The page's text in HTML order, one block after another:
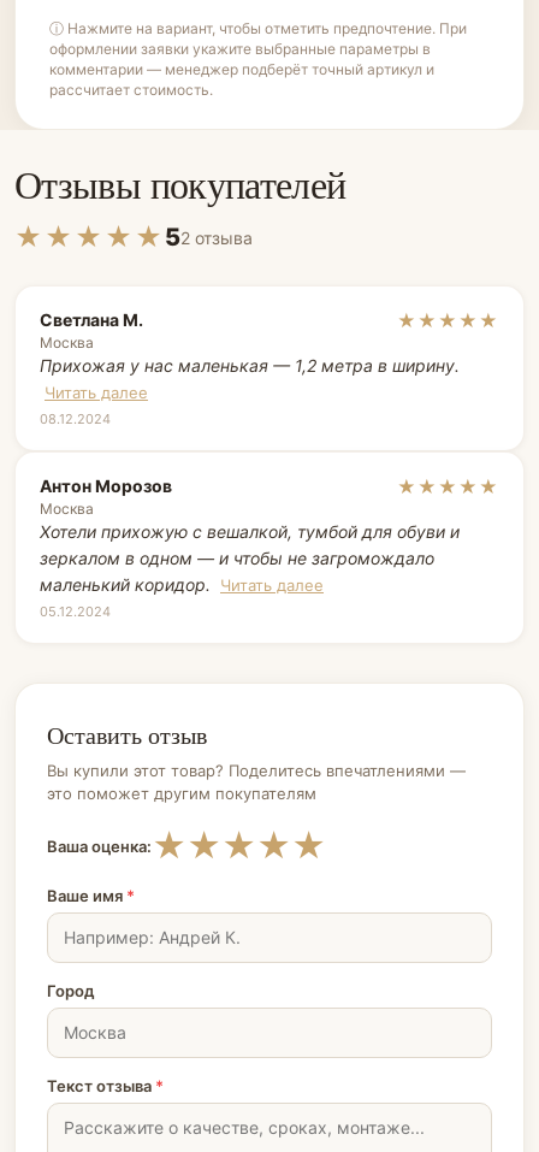
ⓘ Нажмите на вариант, чтобы отметить предпочтение. При
оформлении заявки укажите выбранные параметры в
комментарии — менеджер подберёт точный артикул и
рассчитает стоимость.
Отзывы покупателей
★★★★★ 52 отзыва
Светлана М.
Москва
★★★★★
Прихожая у нас маленькая — 1,2 метра в ширину.
Читать далее
08.12.2024
Антон Морозов
Москва
★★★★★
Хотели прихожую с вешалкой, тумбой для обуви и
зеркалом в одном — и чтобы не загромождало
маленький коридор.
Читать далее
05.12.2024
Оставить отзыв
Вы купили этот товар? Поделитесь впечатлениями —
это поможет другим покупателям
Ваша оценка: ★
★
★
★
★
Ваше имя *
Город
Текст отзыва *